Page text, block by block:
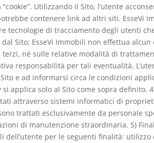
Utilizzando il Sito, l’utente
contenere link ad altri siti. EsseVi
tecnologie di tracciamento degli utenti
Sito; EsseVi Immobili non effettua
né sulle relative modalità di
responsabilità per tali eventualità.
e ad informarsi circa le condizioni
applica solo al Sito come sopra definito.
attraverso sistemi informatici di
trattati esclusivamente da personale
di manutenzione straordinaria. 5)
dell’utente per le seguenti finalità: